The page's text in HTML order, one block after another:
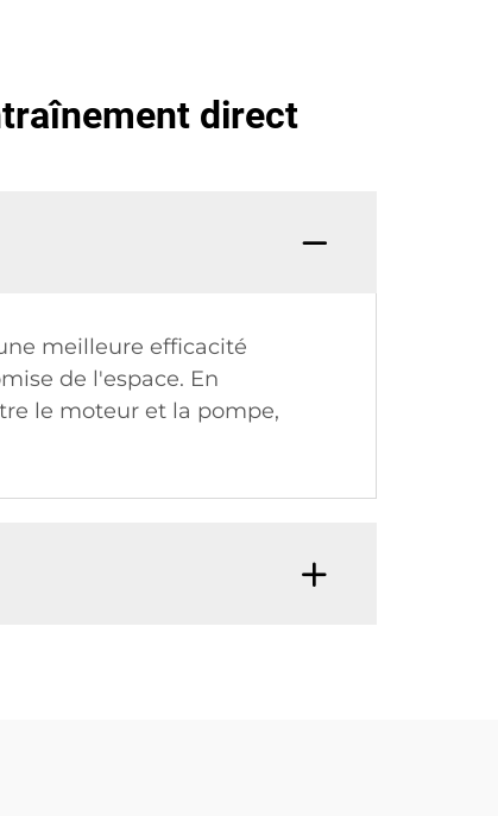
direct
meilleure efficacité
de l'espace. En
le moteur et la pompe,